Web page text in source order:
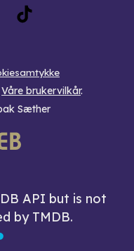
Våre brukervilkår.
Sæther
API but is not
by TMDB.